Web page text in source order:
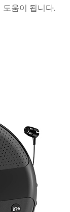
도움이 됩니다.